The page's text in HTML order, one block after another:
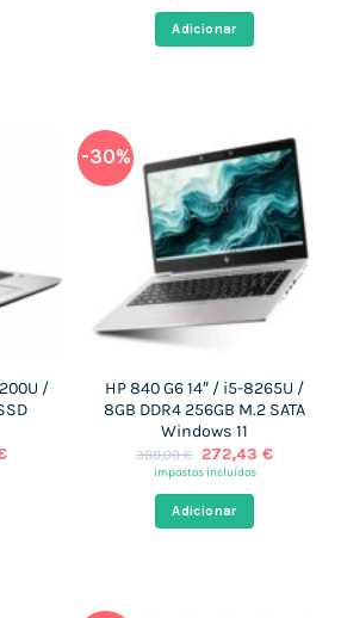
era:
579,00 €.
Adicionar
/
O
-30%
HP 840 G6 14″ / i5-8265U /
8GB DDR4 256GB M.2 SATA
Windows 11
388,00€
O
preço
era:
388,00 €.
272,43 €O
impostos incluídos
Adicionar